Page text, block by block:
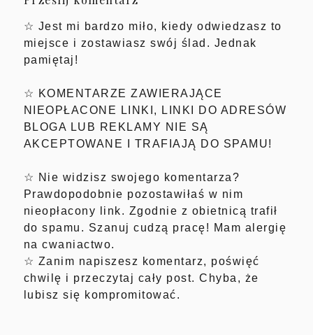
☆ Jest mi bardzo miło, kiedy odwiedzasz to
miejsce i zostawiasz swój ślad. Jednak
pamiętaj!
☆ KOMENTARZE ZAWIERAJĄCE
NIEOPŁACONE LINKI, LINKI DO ADRESÓW
BLOGA LUB REKLAMY NIE SĄ
AKCEPTOWANE I TRAFIAJĄ DO SPAMU!
☆ Nie widzisz swojego komentarza?
Prawdopodobnie pozostawiłaś w nim
nieopłacony link. Zgodnie z obietnicą trafił
do spamu. Szanuj cudzą pracę! Mam alergię
na cwaniactwo.
☆ Zanim napiszesz komentarz, poświęć
chwilę i przeczytaj cały post. Chyba, że
lubisz się kompromitować.